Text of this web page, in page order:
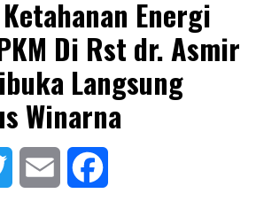
Energi
Di Rst dr. Asmir
Langsung
Winarna
Twitter Email